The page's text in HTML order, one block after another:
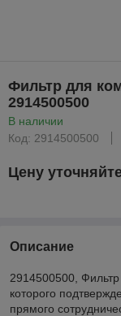
Фильтр для
2914500500
В наличии
Код: 2914500500
Цену
Описание
2914500500,
которого
прямого